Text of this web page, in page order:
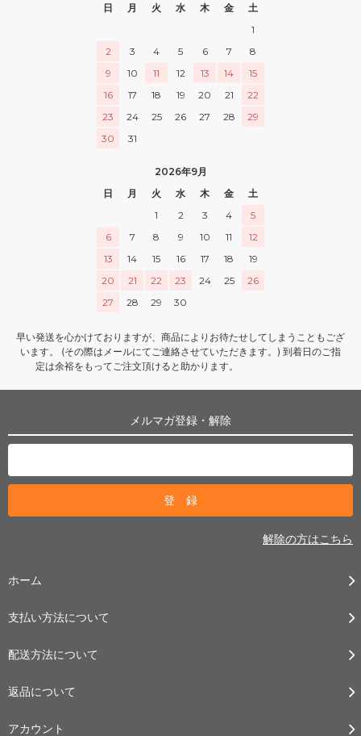
日
月 火 水 木 金
土
1
2
3 4 5 6 7
8
9
10 11 12 13 14
15
16
17 18 19 20 21
22
23
24 25 26 27 28
29
30
31
2026年9月
日
月 火 水 木 金
土
1
2 3 4
5
6
7 8 9 10 11
12
13
14 15 16 17 18
19
20
21 22 23 24 25
26
27
28 29 30
早い発送を心かけておりますが、商品によりお待たせしてしまうこともござ
います。 (その際はメールにてご連絡させていただきます。) 到着日のご指
定は余裕をもってご注文頂けると助かります。
メルマガ登録・解除
解除の方はこちら
ホーム
支払い方法について
配送方法について
返品について
アカウント